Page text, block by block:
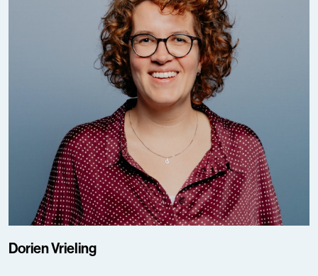
Dorien Vrieling